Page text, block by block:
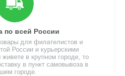
по всей России
для филателистов и
России и курьерскими
в крупном городе, то
в пункт самовывоза в
городе.